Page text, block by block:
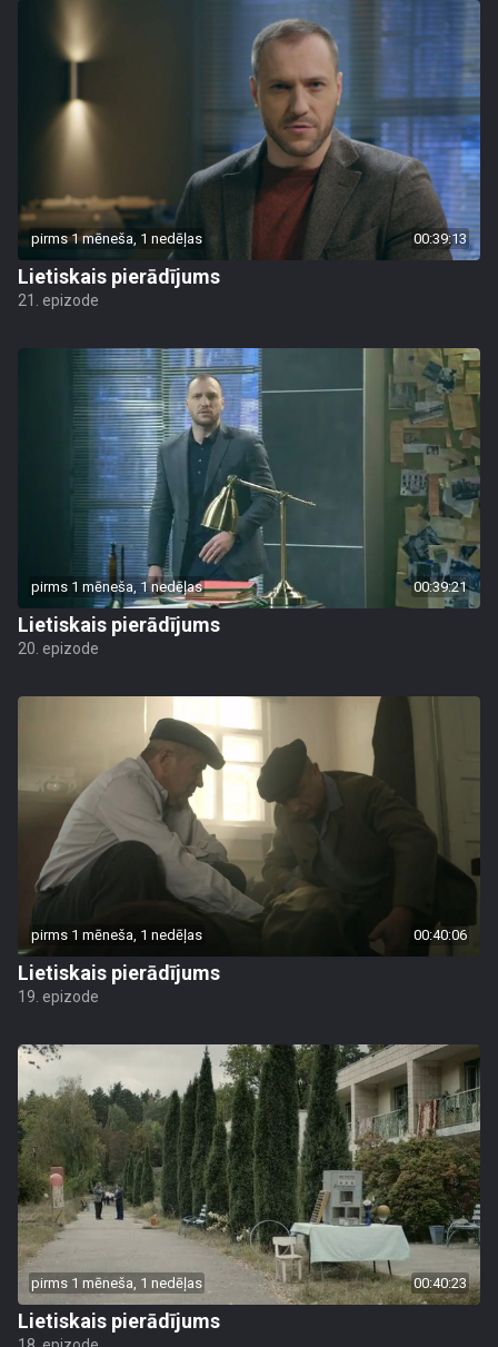
pirms 1 mēneša, 1 nedēļas 00:39:13
Lietiskais pierādījums
21. epizode
pirms 1 mēneša, 1 nedēļas 00:39:21
Lietiskais pierādījums
20. epizode
pirms 1 mēneša, 1 nedēļas 00:40:06
Lietiskais pierādījums
19. epizode
pirms 1 mēneša, 1 nedēļas 00:40:23
Lietiskais pierādījums